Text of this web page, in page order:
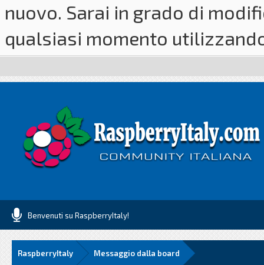
nuovo. Sarai in grado di
qualsiasi momento
Benvenuti su RaspberryItaly!
RaspberryItaly Messaggio dalla board